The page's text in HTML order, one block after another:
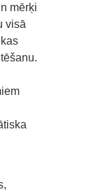
mērķi
visā